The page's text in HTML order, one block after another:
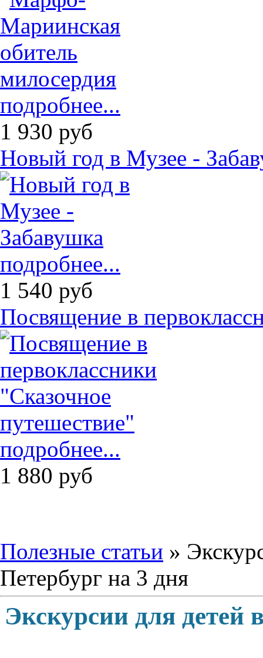
подробнее...
1 930 руб
Новый год в Музее -
подробнее...
1 540 руб
Посвящение в
подробнее...
1 880 руб
Полезные статьи »
Петербург на 3 дня
Экскурсии для детей